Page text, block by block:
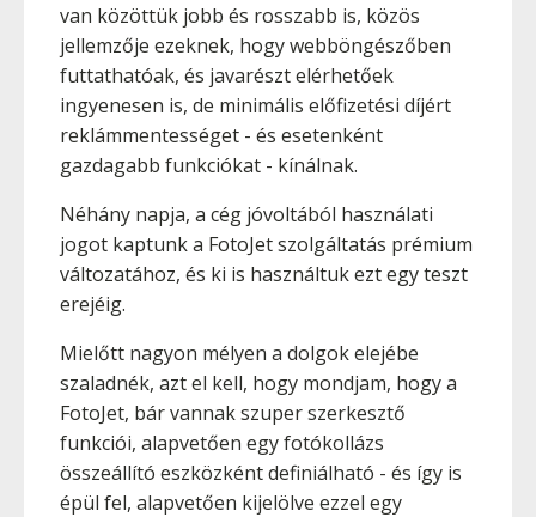
van közöttük jobb és rosszabb is, közös
jellemzője ezeknek, hogy webböngészőben
futtathatóak, és javarészt elérhetőek
ingyenesen is, de minimális előfizetési díjért
reklámmentességet - és esetenként
gazdagabb funkciókat - kínálnak.
Néhány napja, a cég jóvoltából használati
jogot kaptunk a FotoJet szolgáltatás prémium
változatához, és ki is használtuk ezt egy teszt
erejéig.
Mielőtt nagyon mélyen a dolgok elejébe
szaladnék, azt el kell, hogy mondjam, hogy a
FotoJet, bár vannak szuper szerkesztő
funkciói, alapvetően egy fotókollázs
összeállító eszközként definiálható - és így is
épül fel, alapvetően kijelölve ezzel egy